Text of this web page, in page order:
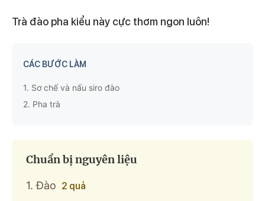
Trà đào pha kiểu này cực thơm ngon luôn!
CÁC BƯỚC LÀM
1. Sơ chế và nấu siro đào
2. Pha trà
Chuẩn bị nguyên liệu
1. Đào 2 quả